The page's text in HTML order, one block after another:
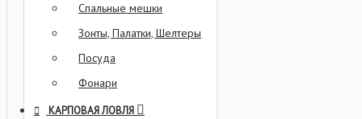
Спальные мешки
Зонты, Палатки, Шелтеры
Посуда
Фонари
КАРПОВАЯ ЛОВЛЯ